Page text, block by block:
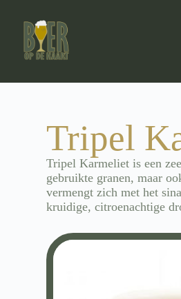
Tripel
Tripel Karmeliet is een
gebruikte granen, maar
vermengt zich met het
kruidige, citroenachtige